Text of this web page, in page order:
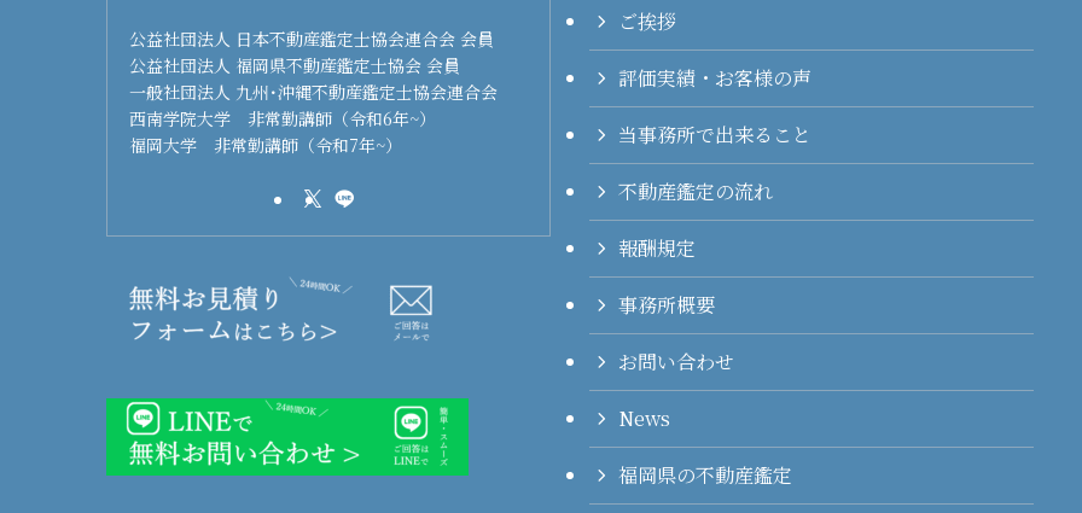
公益社団法人 日本不動産鑑定士協会連合会 会員
公益社団法人 福岡県不動産鑑定士協会 会員
一般社団法人 九州･沖縄不動産鑑定士協会連合会
西南学院大学 非常勤講師（令和6年~）
福岡大学 非常勤講師（令和7年~）
ご挨拶
評価実績・お客様の声
当事務所で出来ること
不動産鑑定の流れ
報酬規定
事務所概要
お問い合わせ
News
福岡県の不動産鑑定